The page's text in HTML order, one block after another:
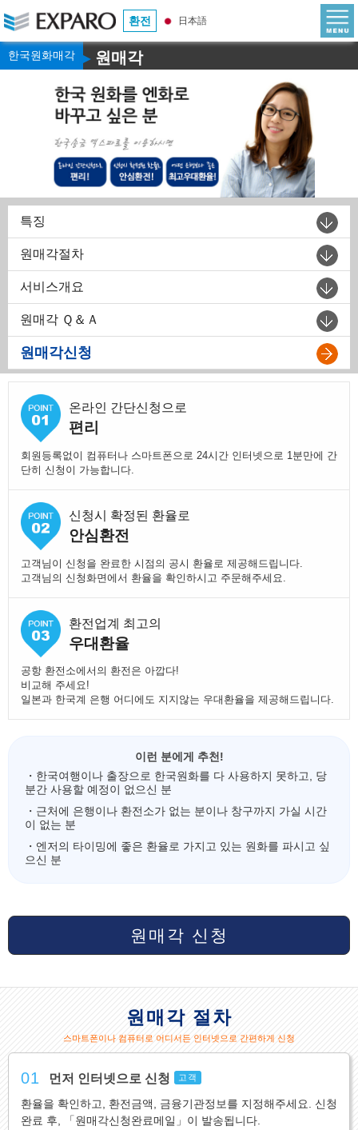
환전 日本語
한국원화매각 ▶원매각
특징
원매각절차
서비스개요
원매각 Ｑ＆Ａ
원매각신청
온라인 간단신청으로
편리
회원등록없이 컴퓨터나 스마트폰으로 24시간 인터넷으로 1분만에 간
단히 신청이 가능합니다.
신청시 확정된 환율로
안심환전
고객님이 신청을 완료한 시점의 공시 환율로 제공해드립니다.
고객님의 신청화면에서 환율을 확인하시고 주문해주세요.
환전업계 최고의
우대환율
공항 환전소에서의 환전은 아깝다!
비교해 주세요!
일본과 한국계 은행 어디에도 지지않는 우대환율을 제공해드립니다.
이런 분에게 추천!
・한국여행이나 출장으로 한국원화를 다 사용하지 못하고, 당
분간 사용할 예정이 없으신 분
・근처에 은행이나 환전소가 없는 분이나 창구까지 가실 시간
이 없는 분
・엔저의 타이밍에 좋은 환율로 가지고 있는 원화를 파시고 싶
으신 분
원매각 신청
원매각 절차
스마트폰이나 컴퓨터로 어디서든 인터넷으로 간편하게 신청
01 먼저 인터넷으로 신청 고객
환율을 확인하고, 환전금액, 금융기관정보를 지정해주세요. 신청
완료 후, 「원매각신청완료메일」이 발송됩니다.